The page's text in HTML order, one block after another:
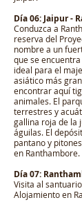
Día 06: Jaipur -
Conduzca a
reserva del
nombre a un
que se
ideal para el
asiático más
encontrar aquí
animales. El
terrestres y
gallina roja de la
águilas. El
pantano y
en Ranthambore.
Día 07:
Visita al
Alojamiento en